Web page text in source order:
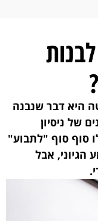
היא דבר שנבנה
של ניסיון
סוף סוף "לתבוע"
אבל